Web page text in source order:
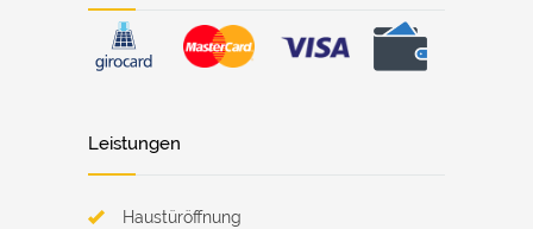
Leistungen
Haustüröffnung